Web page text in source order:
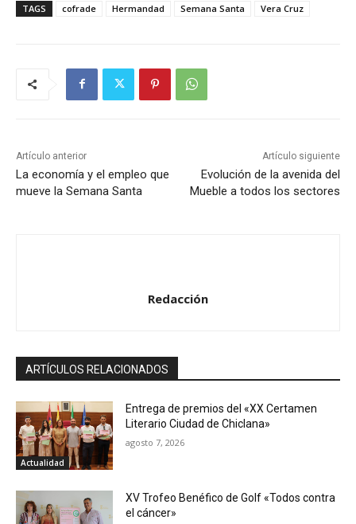
TAGS cofrade Hermandad Semana Santa Vera Cruz
Artículo anterior
La economía y el empleo que
mueve la Semana Santa
Artículo siguiente
Evolución de la avenida del
Mueble a todos los sectores
Redacción
ARTÍCULOS RELACIONADOS
Actualidad
Entrega de premios del «XX Certamen
Literario Ciudad de Chiclana»
agosto 7, 2026
XV Trofeo Benéfico de Golf «Todos contra
el cáncer»